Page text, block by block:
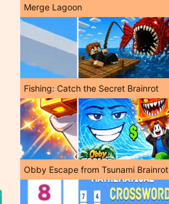
Merge Lagoon
Fishing: Catch the Secret Brainrot
Obby Escape from Tsunami Brainrot